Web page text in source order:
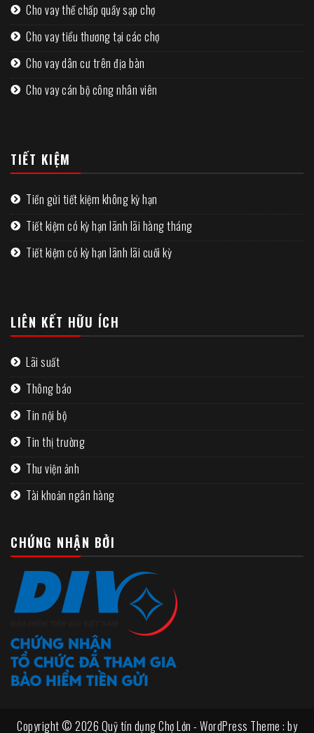
Cho vay thế chấp quầy sạp chợ
Cho vay tiểu thương tại các chợ
Cho vay dân cư trên địa bàn
Cho vay cán bộ công nhân viên
TIẾT KIỆM
Tiền gửi tiết kiệm không kỳ hạn
Tiết kiệm có kỳ hạn lãnh lãi hàng tháng
Tiết kiệm có kỳ hạn lãnh lãi cuối kỳ
LIÊN KẾT HỮU ÍCH
Lãi suất
Thông báo
Tin nội bộ
Tin thị trường
Thư viện ảnh
Tài khoản ngân hàng
CHỨNG NHẬN BỞI
Copyright © 2026 Quỹ tín dụng Chợ Lớn - WordPress Theme : by